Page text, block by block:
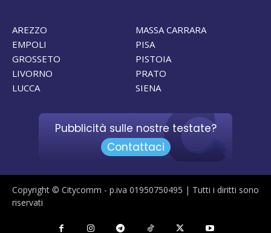
AREZZO
EMPOLI
GROSSETO
LIVORNO
LUCCA
MASSA CARRARA
PISA
PISTOIA
PRATO
SIENA
Pubblicità sulle nostre testate?
Contattaci
Copyright © Citycomm - p.iva 01950750495 | Tutti i diritti sono
riservati